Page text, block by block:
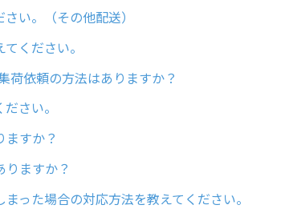
い。（その他配送）
ください。
荷依頼の方法はありますか？
さい。
ますか？
りますか？
った場合の対応方法を教えてください。